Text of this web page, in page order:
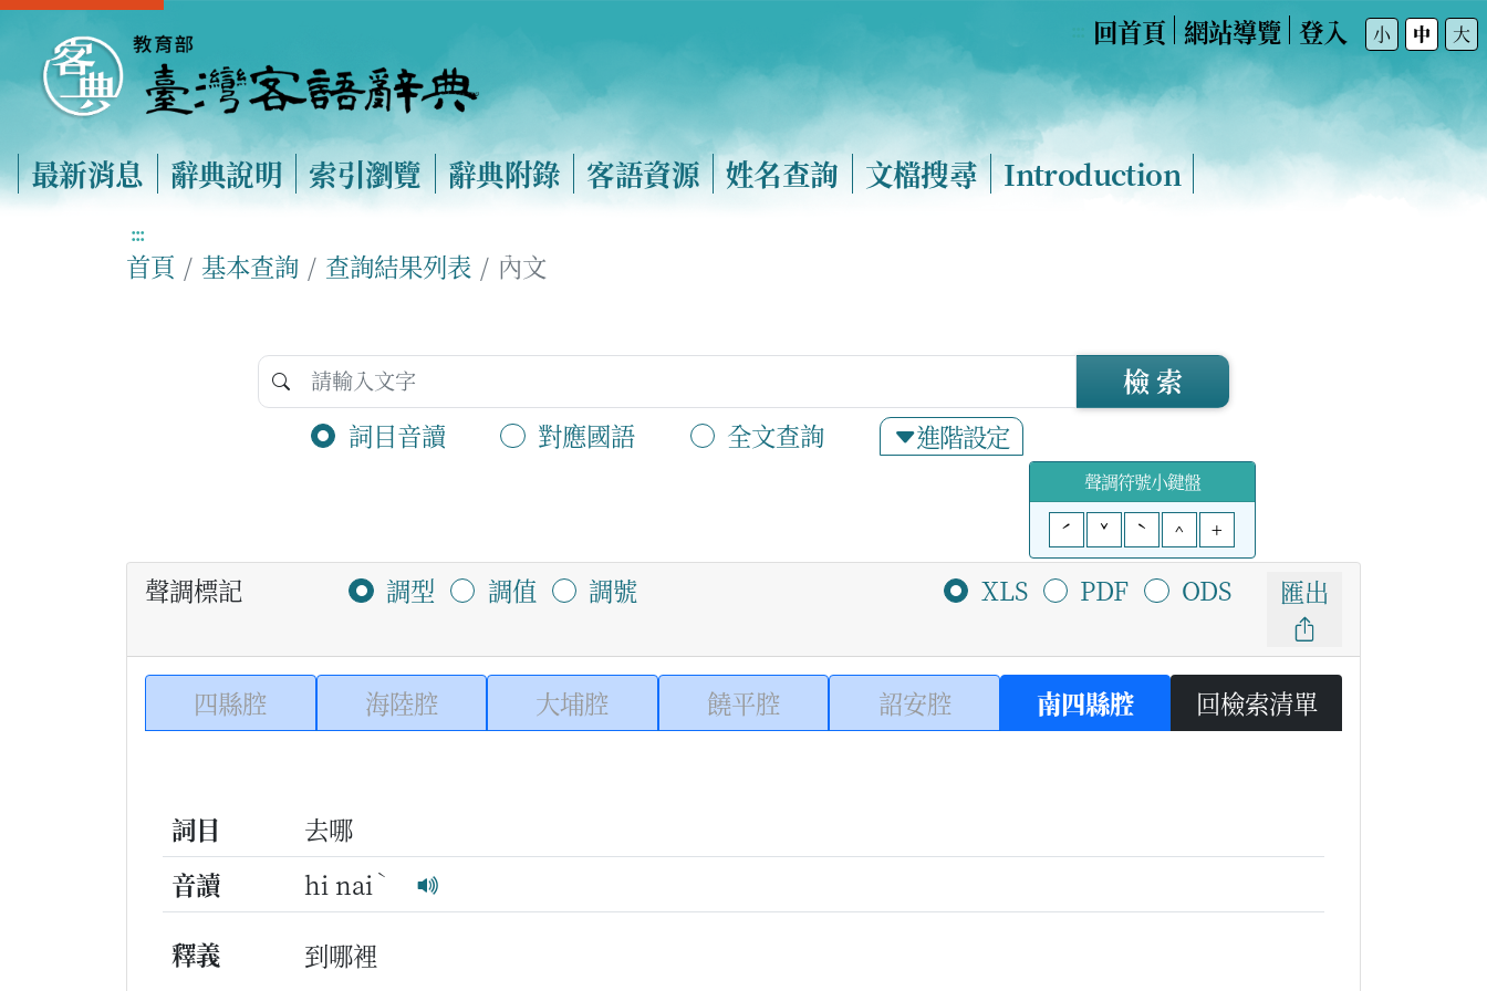
回首頁 網站導覽 登入 小 中 大
最新消息 辭典說明 索引瀏覽 辭典附錄 客語資源 姓名查詢 文檔搜尋 Introduction
:::
首頁 基本查詢 查詢結果列表 內文
詞目音讀 對應國語 全文查詢 進階設定
檢 索
聲調符號小鍵盤
ˊ
ˇ ˋ ^ +
聲調標記 調型 調值 調號 XLS PDF ODS 匯出
四縣腔 海陸腔 大埔腔 饒平腔 詔安腔 南四縣腔 回檢索清單
詞目
去哪
音讀
hi nai ˋ
釋義 到哪裡